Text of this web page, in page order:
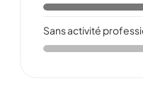
Sans activité